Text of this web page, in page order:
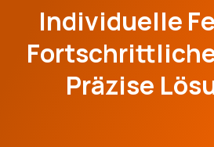
Individuelle
Präzise